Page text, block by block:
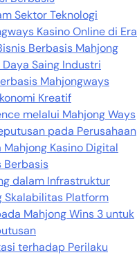
Sektor Teknologi
Kasino Online di Era
Berbasis Mahjong
Saing Industri
Mahjongways
Kreatif
melalui Mahjong Ways
pada Perusahaan
Kasino Digital
Berbasis
dalam Infrastruktur
Skalabilitas Platform
Mahjong Wins 3 untuk
terhadap Perilaku